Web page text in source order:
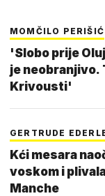
MOMČILO PERIŠIĆ
'Slobo prije
je neobranjivo.
Krivousti'
GERTRUDE
Kći mesara
voskom i
Manche